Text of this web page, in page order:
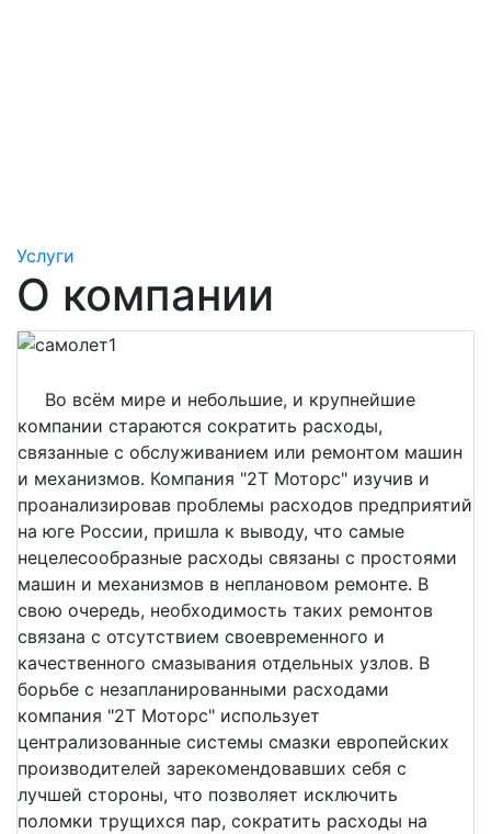
Услуги
О компании
Во всём мире и небольшие, и крупнейшие
компании стараются сократить расходы,
связанные с обслуживанием или ремонтом машин
и механизмов. Компания "2Т Моторс" изучив и
проанализировав проблемы расходов предприятий
на юге России, пришла к выводу, что самые
нецелесообразные расходы связаны с простоями
машин и механизмов в неплановом ремонте. В
свою очередь, необходимость таких ремонтов
связана с отсутствием своевременного и
качественного смазывания отдельных узлов. В
борьбе с незапланированными расходами
компания "2Т Моторс" использует
централизованные системы смазки европейских
производителей зарекомендовавших себя с
лучшей стороны, что позволяет исключить
поломки трущихся пар, сократить расходы на